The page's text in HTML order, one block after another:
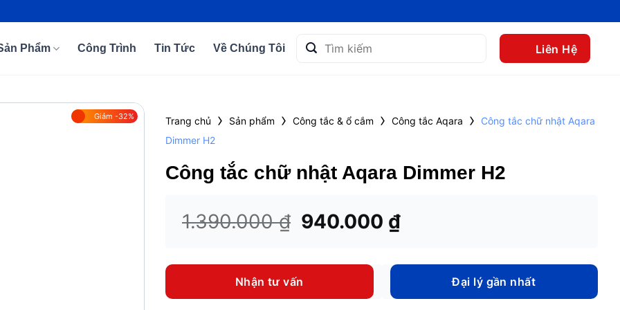
Phẩm Công Trình Tin Tức Về Chúng Tôi
Tìm
kiếm:
Liên Hệ
Giảm -32% Trang chủ › Sản phẩm › Công tắc & ổ cắm › Công tắc Aqara ›
Công tắc chữ nhật Aqara
Dimmer H2
Công tắc chữ nhật Aqara Dimmer H2
1.390.000₫ Giá
gốc
1.390.000 ₫.
940.000 ₫Giá
là:
940.000 ₫.
Nhận tư vấn Đại lý gần nhất